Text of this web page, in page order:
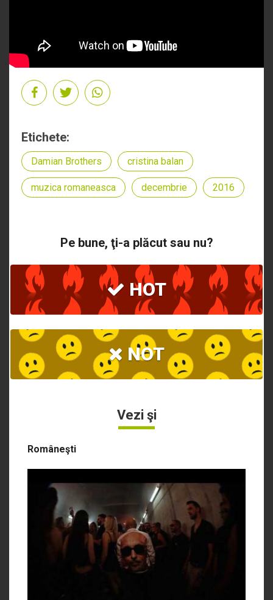
Etichete:
Damian Brothers cristina balan
muzica romaneasca decembrie 2016
Pe bune, ţi-a plăcut sau nu?
HOT
NOT
Vezi şi
Româneşti